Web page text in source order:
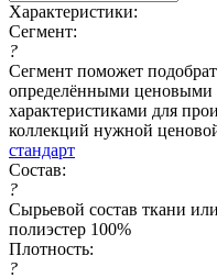
Характеристики:
Сегмент:
?
Сегмент поможет
определёнными ценовыми
характеристиками для
коллекций нужной
стандарт
Состав:
?
Сырьевой состав ткани
полиэстер 100%
Плотность:
?